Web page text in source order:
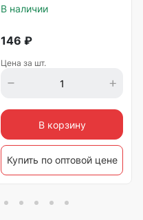
В наличии
146 ₽
Цена за шт.
В корзину
Купить по оптовой цене